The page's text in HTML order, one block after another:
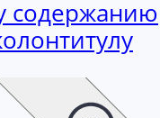
содержанию